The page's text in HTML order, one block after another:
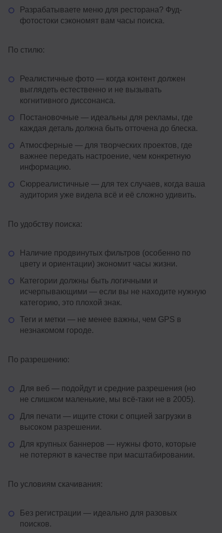
Разрабатываете меню для ресторана? Фуд-
фотостоки сэкономят вам часы поиска.
По стилю:
Реалистичные фото — когда контент должен
выглядеть естественно и не вызывать
когнитивного диссонанса.
Постановочные — идеальны для рекламы, где
каждая деталь должна быть отточена до блеска.
Атмосферные — для творческих проектов, где
важнее передать настроение, чем конкретную
информацию.
Сюрреалистичные — для тех случаев, когда ваша
аудитория уже видела всё и её сложно удивить.
По удобству поиска:
Наличие продвинутых фильтров (особенно по
цвету и ориентации) экономит часы жизни.
Категории должны быть логичными и
исчерпывающими — если вы не находите нужную
категорию, это плохой знак.
Теги и метки — не менее важны, чем GPS в
незнакомом городе.
По разрешению:
Для веб — подойдут и средние разрешения (но
не слишком маленькие, мы всё-таки не в 2005).
Для печати — ищите стоки с опцией загрузки в
высоком разрешении.
Для крупных баннеров — нужны фото, которые
не потеряют в качестве при масштабировании.
По условиям скачивания:
Без регистрации — идеально для разовых
поисков.